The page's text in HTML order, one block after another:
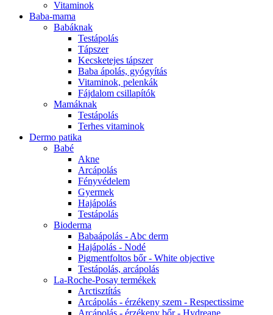
Vitaminok
Baba-mama
Babáknak
Testápolás
Tápszer
Kecsketejes tápszer
Baba ápolás, gyógyítás
Vitaminok, pelenkák
Fájdalom csillapítók
Mamáknak
Testápolás
Terhes vitaminok
Dermo patika
Babé
Akne
Arcápolás
Fényvédelem
Gyermek
Hajápolás
Testápolás
Bioderma
Babaápolás - Abc derm
Hajápolás - Nodé
Pigmentfoltos bőr - White objective
Testápolás, arcápolás
La-Roche-Posay termékek
Arctisztítás
Arcápolás - érzékeny szem - Respectissime
Arcápolás - érzékeny bőr - Hydreane